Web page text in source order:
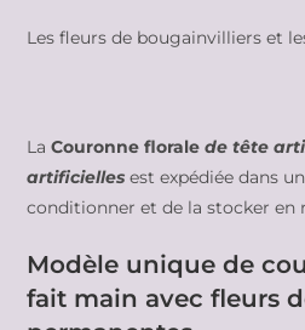
Les fleurs de bougainvilliers et
LaCouronne floralede tête
artificiellesest expédiée dans
conditionner et de la stocker en
Modèle unique de
fait main avec fleurs